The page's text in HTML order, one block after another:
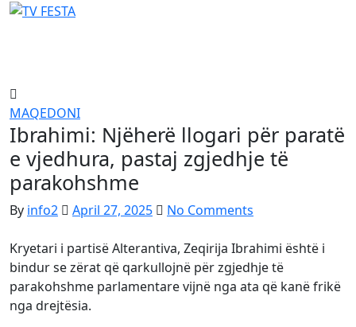
Skip
MAQEDONI
Ibrahimi: Njëherë llogari për paratë
e vjedhura, pastaj zgjedhje të
parakohshme
By info2 April 27, 2025 No Comments
Kryetari i partisë Alterantiva, Zeqirija Ibrahimi është i
bindur se zërat që qarkullojnë për zgjedhje të
parakohshme parlamentare vijnë nga ata që kanë frikë
nga drejtësia.